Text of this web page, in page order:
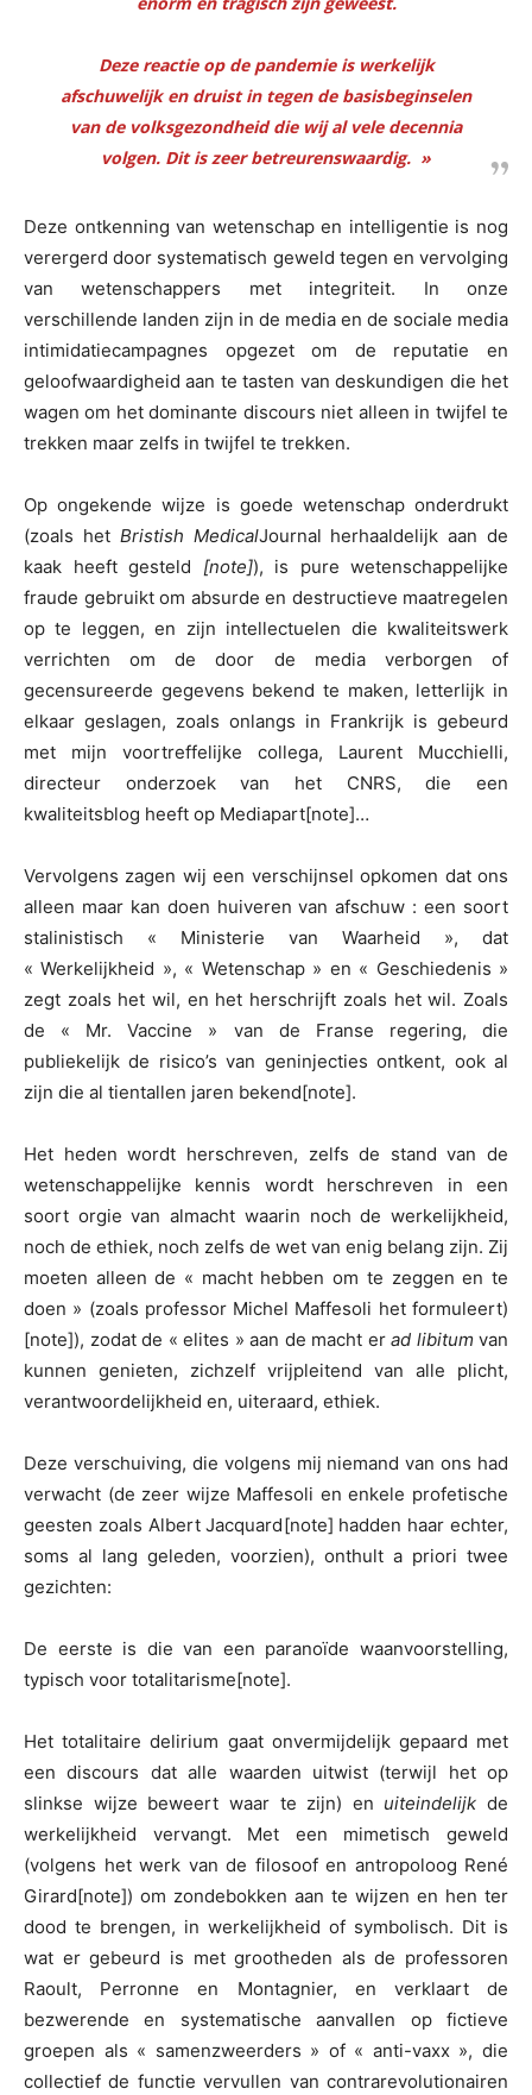
Deze reactie op de pandemie is werkelijk
afschuwelijk en druist in tegen de basisbeginselen
van de volksgezondheid die wij al vele decennia
volgen. Dit is zeer betreurenswaardig. »
Deze ontkenning van wetenschap en intelligentie is nog
verergerd door systematisch geweld tegen en vervolging
van wetenschappers met integriteit. In onze
verschillende landen zijn in de media en de sociale media
intimidatiecampagnes opgezet om de reputatie en
geloofwaardigheid aan te tasten van deskundigen die het
wagen om het dominante discours niet alleen in twijfel te
trekken maar zelfs in twijfel te trekken.
Op ongekende wijze is goede wetenschap onderdrukt
(zoals het Bristish MedicalJournal herhaaldelijk aan de
kaak heeft gesteld [note]), is pure wetenschappelijke
fraude gebruikt om absurde en destructieve maatregelen
op te leggen, en zijn intellectuelen die kwaliteitswerk
verrichten om de door de media verborgen of
gecensureerde gegevens bekend te maken, letterlijk in
elkaar geslagen, zoals onlangs in Frankrijk is gebeurd
met mijn voortreffelijke collega, Laurent Mucchielli,
directeur onderzoek van het CNRS, die een
kwaliteitsblog heeft op Mediapart[note]…
Vervolgens zagen wij een verschijnsel opkomen dat ons
alleen maar kan doen huiveren van afschuw : een soort
stalinistisch « Ministerie van Waarheid », dat
« Werkelijkheid », « Wetenschap » en « Geschiedenis »
zegt zoals het wil, en het herschrijft zoals het wil. Zoals
de « Mr. Vaccine » van de Franse regering, die
publiekelijk de risico’s van geninjecties ontkent, ook al
zijn die al tientallen jaren bekend[note].
Het heden wordt herschreven, zelfs de stand van de
wetenschappelijke kennis wordt herschreven in een
soort orgie van almacht waarin noch de werkelijkheid,
noch de ethiek, noch zelfs de wet van enig belang zijn. Zij
moeten alleen de « macht hebben om te zeggen en te
doen » (zoals professor Michel Maffesoli het formuleert)
[note]), zodat de « elites » aan de macht er ad libitum van
kunnen genieten, zichzelf vrijpleitend van alle plicht,
verantwoordelijkheid en, uiteraard, ethiek.
Deze verschuiving, die volgens mij niemand van ons had
verwacht (de zeer wijze Maffesoli en enkele profetische
geesten zoals Albert Jacquard[note] hadden haar echter,
soms al lang geleden, voorzien), onthult a priori twee
gezichten:
De eerste is die van een paranoïde waanvoorstelling,
typisch voor totalitarisme[note].
Het totalitaire delirium gaat onvermijdelijk gepaard met
een discours dat alle waarden uitwist (terwijl het op
slinkse wijze beweert waar te zijn) en uiteindelijk de
werkelijkheid vervangt. Met een mimetisch geweld
(volgens het werk van de filosoof en antropoloog René
Girard[note]) om zondebokken aan te wijzen en hen ter
dood te brengen, in werkelijkheid of symbolisch. Dit is
wat er gebeurd is met grootheden als de professoren
Raoult, Perronne en Montagnier, en verklaart de
bezwerende en systematische aanvallen op fictieve
groepen als « samenzweerders » of « anti-vaxx », die
collectief de functie vervullen van contrarevolutionairen